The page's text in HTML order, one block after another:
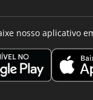
nosso aplicativo